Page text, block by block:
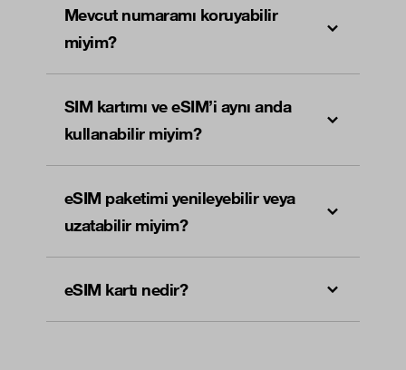
Mevcut numaramı koruyabilir
miyim?
SIM kartımı ve eSIM’i aynı anda
kullanabilir miyim?
eSIM paketimi yenileyebilir veya
uzatabilir miyim?
eSIM kartı nedir?